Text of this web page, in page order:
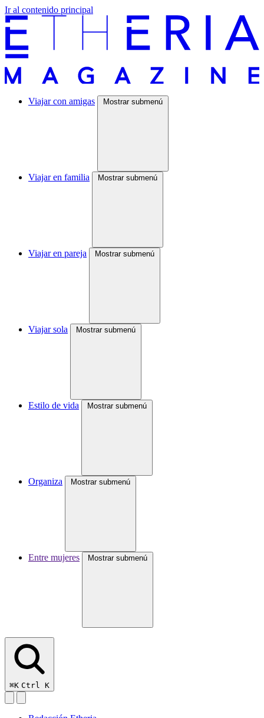
Ir al contenido principal
Viajar con amigas Mostrar submenú
Viajar en familia Mostrar submenú
Viajar en pareja Mostrar submenú
Viajar sola Mostrar submenú
Estilo de vida Mostrar submenú
Organiza Mostrar submenú
Entre mujeres Mostrar submenú
⌘K Ctrl K